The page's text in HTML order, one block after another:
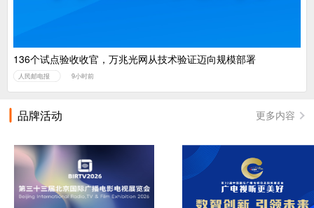
136个试点验收收官，万兆光网从技术验证迈向规模部署
人民邮电报 9小时前
品牌活动 更多内容